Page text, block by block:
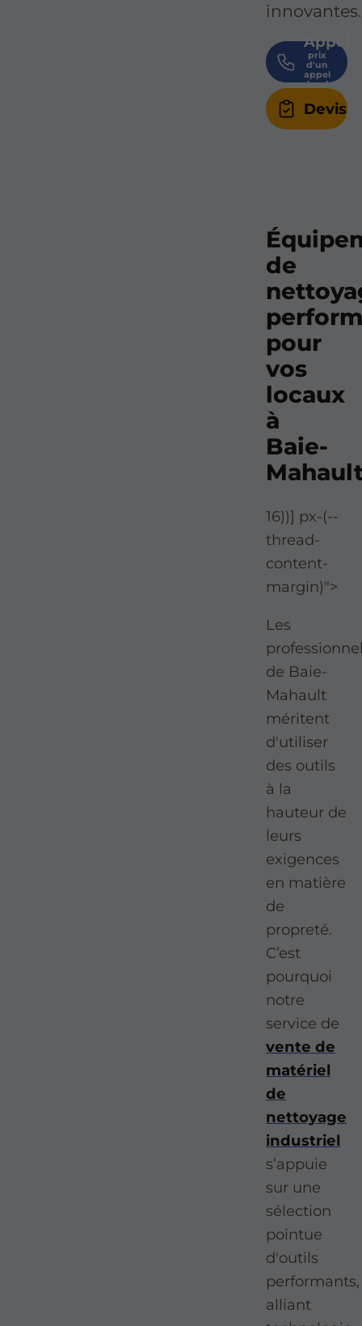
innovantes.
Appel
Devis
de
pour
vos
locaux
à
Baie-
16))] px-(--
thread-
content-
margin)">
Les
de Baie-
Mahault
méritent
d'utiliser
des outils
à la
hauteur de
leurs
exigences
en matière
de
propreté.
C’est
pourquoi
notre
service de
vente de
matériel
de
nettoyage
industriel
s’appuie
sur une
sélection
pointue
d'outils
performants,
alliant